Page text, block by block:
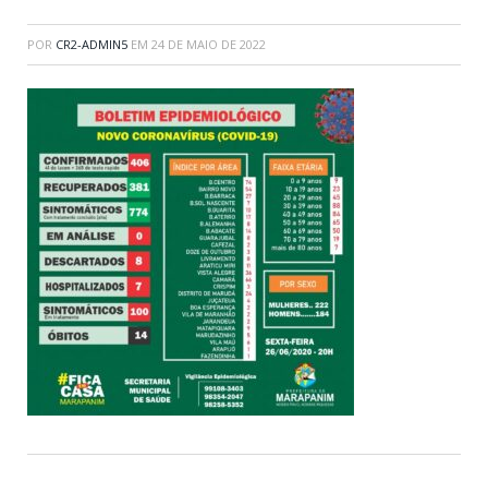
POR CR2-ADMIN5 EM 24 DE MAIO DE 2022